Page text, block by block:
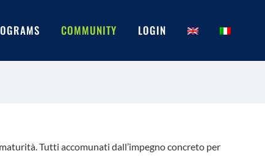
COMMUNITY LOGIN
Tutti accomunati dall’impegno concreto per